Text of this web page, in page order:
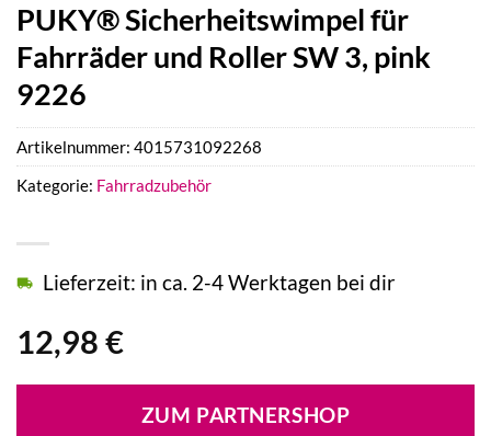
PUKY® Sicherheitswimpel für
Fahrräder und Roller SW 3, pink
9226
12,98 €
Lieferzeit: in ca. 2-4 Werktagen bei dir
ZUM PARTNERSHOP
Artikelnummer: 4015731092268
Kategorie: Fahrradzubehör